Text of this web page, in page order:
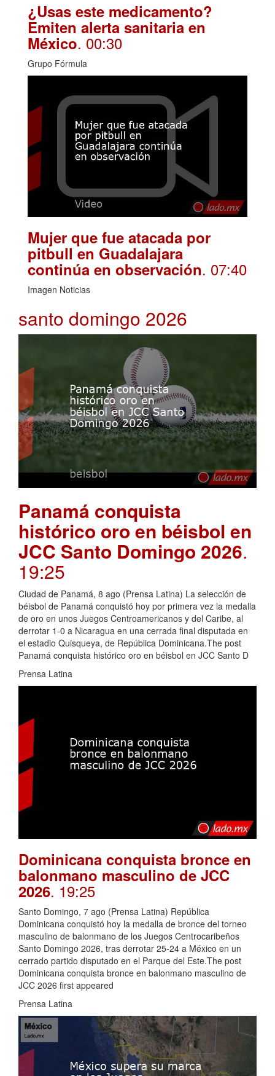
¿Usas este medicamento?
Emiten alerta sanitaria en
México. 00:30
Grupo Fórmula
Mujer que fue atacada por
pitbull en Guadalajara
continúa en observación. 07:40
Imagen Noticias
santo domingo 2026
Panamá conquista
histórico oro en béisbol en
JCC Santo Domingo 2026.
19:25
Ciudad de Panamá, 8 ago (Prensa Latina) La selección de
béisbol de Panamá conquistó hoy por primera vez la medalla
de oro en unos Juegos Centroamericanos y del Caribe, al
derrotar 1-0 a Nicaragua en una cerrada final disputada en
el estadio Quisqueya, de República Dominicana.The post
Panamá conquista histórico oro en béisbol en JCC Santo D
Prensa Latina
Dominicana conquista bronce en
balonmano masculino de JCC
2026. 19:25
Santo Domingo, 7 ago (Prensa Latina) República
Dominicana conquistó hoy la medalla de bronce del torneo
masculino de balonmano de los Juegos Centrocaribeños
Santo Domingo 2026, tras derrotar 25-24 a México en un
cerrado partido disputado en el Parque del Este.The post
Dominicana conquista bronce en balonmano masculino de
JCC 2026 first appeared
Prensa Latina